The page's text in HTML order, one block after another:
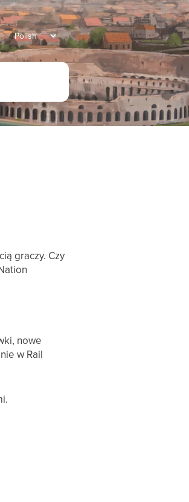
graczy. Czy
nowe
w Rail